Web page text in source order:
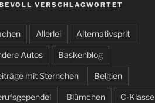
VERSCHLAGWORTET
Allerlei Alternativsprit
Autos Baskenblog
mit Sternchen Belgien
Blümchen C-Klasse